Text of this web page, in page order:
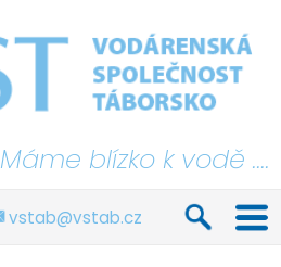
Máme blízko k vodě ....
vstab@vstab.cz